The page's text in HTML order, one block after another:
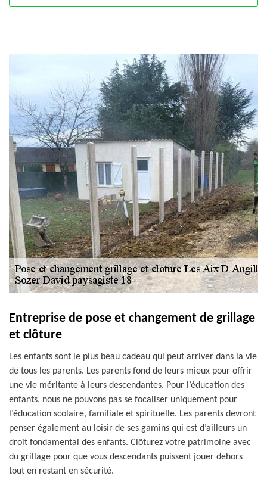
Entreprise de pose et changement de grillage
et clôture
Les enfants sont le plus beau cadeau qui peut arriver dans la vie
de tous les parents. Les parents fond de leurs mieux pour offrir
une vie méritante à leurs descendantes. Pour l’éducation des
enfants, nous ne pouvons pas se focaliser uniquement pour
l’éducation scolaire, familiale et spirituelle. Les parents devront
penser également au loisir de ses gamins qui est d’ailleurs un
droit fondamental des enfants. Clôturez votre patrimoine avec
du grillage pour que vous descendants puissent jouer dehors
tout en restant en sécurité.